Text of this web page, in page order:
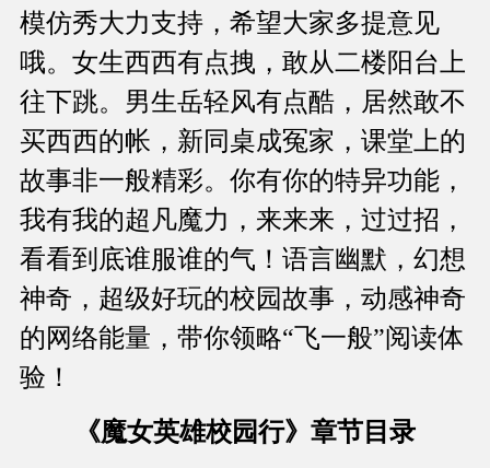
模仿秀大力支持，希望大家多提意见
哦。女生西西有点拽，敢从二楼阳台上
往下跳。男生岳轻风有点酷，居然敢不
买西西的帐，新同桌成冤家，课堂上的
故事非一般精彩。你有你的特异功能，
我有我的超凡魔力，来来来，过过招，
看看到底谁服谁的气！语言幽默，幻想
神奇，超级好玩的校园故事，动感神奇
的网络能量，带你领略“飞一般”阅读体
验！
《魔女英雄校园行》章节目录